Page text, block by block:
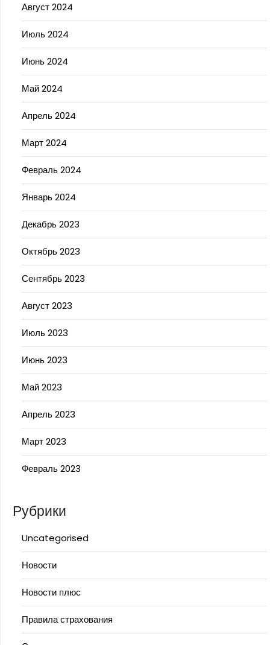
Август 2024
Июль 2024
Июнь 2024
Май 2024
Апрель 2024
Март 2024
Февраль 2024
Январь 2024
Декабрь 2023
Октябрь 2023
Сентябрь 2023
Август 2023
Июль 2023
Июнь 2023
Май 2023
Апрель 2023
Март 2023
Февраль 2023
Рубрики
Uncategorised
Новости
Новости плюс
Правила страхования